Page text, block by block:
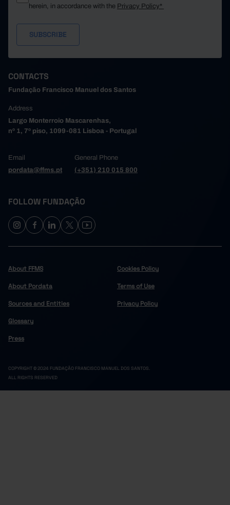
herein, in accordance with the Privacy Policy*
CONTACTS
Fundação Francisco Manuel dos Santos
Address
Largo Monterroio Mascarenhas,
nº 1, 7º piso, 1099-081 Lisboa - Portugal
Email
pordata@ffms.pt
General Phone
(+351) 210 015 800
FOLLOW FUNDAÇÃO
About FFMS
About Pordata
Sources and Entities
Glossary
Press
Cookies Policy
Terms of Use
Privacy Policy
COPYRIGHT © 2024 FUNDAÇÃO FRANCISCO MANUEL DOS SANTOS.
ALL RIGHTS RESERVED